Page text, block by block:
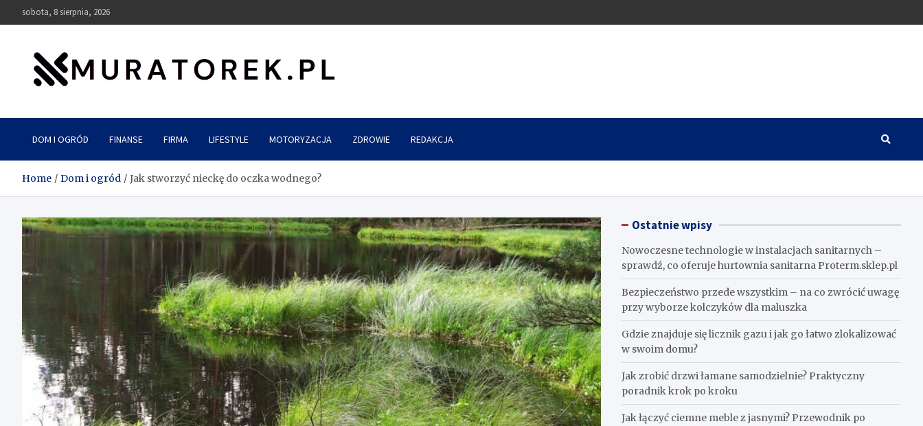
to
sobota, 8 sierpnia, 2026
muratorek.pl
DOM I OGRÓD FINANSE FIRMA LIFESTYLE MOTORYZACJA ZDROWIE REDAKCJA
Home Dom i ogród Jak stworzyć nieckę do oczka wodnego?
Ostatnie wpisy
Nowoczesne technologie w instalacjach sanitarnych –
sprawdź, co oferuje hurtownia sanitarna Proterm.sklep.pl
Bezpieczeństwo przede wszystkim – na co zwrócić uwagę
przy wyborze kolczyków dla maluszka
Gdzie znajduje się licznik gazu i jak go łatwo zlokalizować
w swoim domu?
Jak zrobić drzwi łamane samodzielnie? Praktyczny
poradnik krok po kroku
Jak łączyć ciemne meble z jasnymi? Przewodnik po